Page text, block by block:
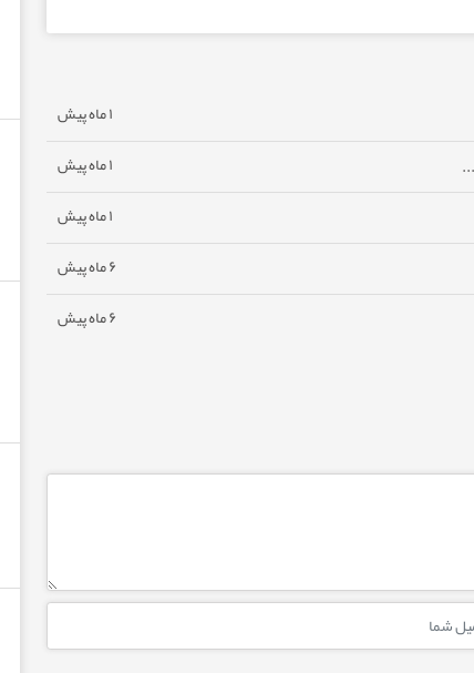
۱ ماه پیش
۱ ماه پیش
۱ ماه پیش
۶ ماه پیش
۶ ماه پیش